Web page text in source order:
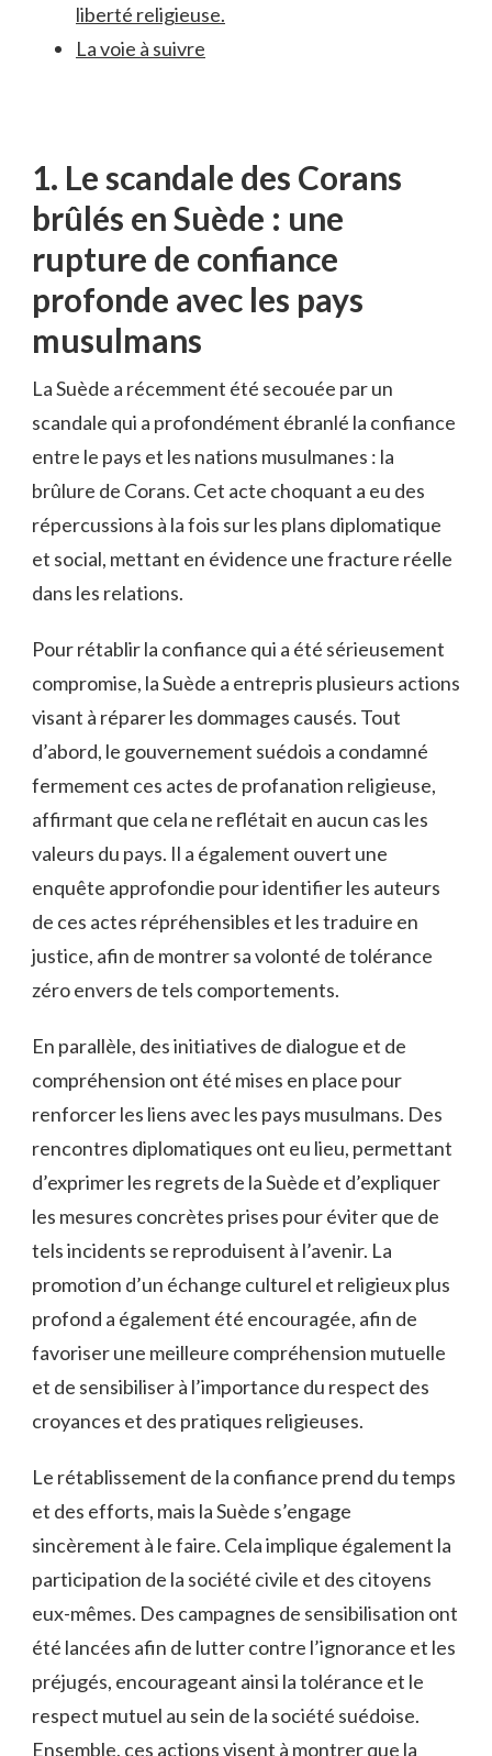
‌liberté⁣ religieuse.
La voie ⁢à suivre
1. Le scandale des Corans
brûlés en Suède‍ : une ​
rupture de confiance
profonde avec ⁤les ‍pays
musulmans
La Suède a‍ récemment été secouée par un‍
scandale qui⁣ a ⁣profondément ébranlé la confiance⁣
entre⁤ le pays et les⁣ nations musulmanes : la
brûlure de Corans. Cet acte choquant a eu⁤ des
répercussions ⁣à la fois‍ sur les plans ⁣diplomatique
et social, mettant en évidence une‌ fracture⁤ réelle
dans⁢ les relations.
Pour rétablir la confiance qui a ⁤été sérieusement
compromise,‍ la Suède‌ a entrepris plusieurs actions
visant ⁣à ‍réparer ​les dommages causés. Tout
‌d’abord, le⁢ gouvernement suédois a condamné
fermement ces​ actes ⁤de profanation⁢ religieuse,
affirmant ‌que cela ne ​reflétait​ en aucun cas les⁣
valeurs⁤ du pays. Il a également ouvert une⁣
enquête approfondie ⁣pour ⁣identifier les auteurs
de ​ces actes répréhensibles et les traduire en
justice, ‍afin⁢ de montrer sa volonté de⁤ tolérance⁢
zéro envers de tels comportements.
En parallèle, ⁣des initiatives de‌ dialogue et de
compréhension ont ⁢été‌ mises en ⁣place pour
renforcer les liens avec les pays musulmans.​ Des
rencontres diplomatiques ont⁤ eu lieu, permettant
d’exprimer ⁣les regrets ​de ​la Suède⁣ et d’expliquer
les ⁤mesures concrètes⁣ prises ​pour éviter que​ de
tels ​incidents ​se‌ reproduisent‍ à l’avenir. La
promotion ‌d’un échange culturel et religieux plus
profond ⁤a‌ également été encouragée, afin de
favoriser une meilleure compréhension mutuelle
⁤et de​ sensibiliser ‍à l’importance du respect des
croyances et des pratiques religieuses.
Le ⁢rétablissement de la⁣ confiance prend du temps
et des⁣ efforts, mais la Suède s’engage
sincèrement à le faire. Cela implique également la
participation de la société civile et des⁣ citoyens
eux-mêmes.⁤ Des campagnes de sensibilisation ont
été lancées afin ​de​ lutter contre l’ignorance et les
préjugés, encourageant ainsi la tolérance ‌et ​le
respect mutuel au sein de la ⁣société‍ suédoise.
Ensemble,‌ ces⁤ actions visent à montrer que la